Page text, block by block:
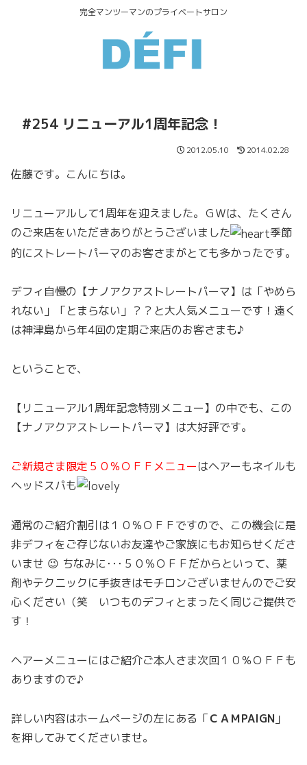
完全マンツーマンのプライベートサロン
#254 リニューアル1周年記念！
2012.05.10 2014.02.28
佐藤です。こんにちは。
リニューアルして1周年を迎えました。ＧＷは、たくさん
のご来店をいただきありがとうございました
季節
的にストレートパーマのお客さまがとても多かったです。
デフィ自慢の【ナノアクアストレートパーマ】は「やめら
れない」「とまらない」？？と大人気メニューです！遠く
は神津島から年4回の定期ご来店のお客さまも♪
ということで、
【リニューアル1周年記念特別メニュー】の中でも、この
【ナノアクアストレートパーマ】は大好評です。
ご新規さま限定５０％ＯＦＦメニューはヘアーもネイルも
ヘッドスパも
通常のご紹介割引は１０％ＯＦＦですので、この機会に是
非デフィをご存じないお友達やご家族にもお知らせくださ
いませ 😉 ちなみに･･･５０％ＯＦＦだからといって、薬
剤やテクニックに手抜きはモチロンございませんのでご安
心ください（笑 いつものデフィとまったく同じご提供で
す！
ヘアーメニューにはご紹介ご本人さま次回１０％ＯＦＦも
ありますので♪
詳しい内容はホームページの左にある「ＣＡＭPAIGN 」
を押してみてくださいませ。